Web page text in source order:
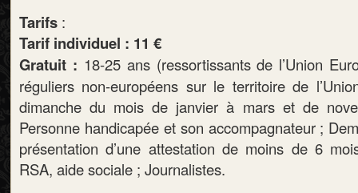
Tarifs :
Tarif individuel : 11 €
Gratuit : 18-25 ans (ressortissants de l’Union
réguliers non-européens sur le territoire de
dimanche du mois de janvier à mars et de
Personne handicapée et son accompagnateur ;
présentation d’une attestation de moins de 6
RSA, aide sociale ; Journalistes.